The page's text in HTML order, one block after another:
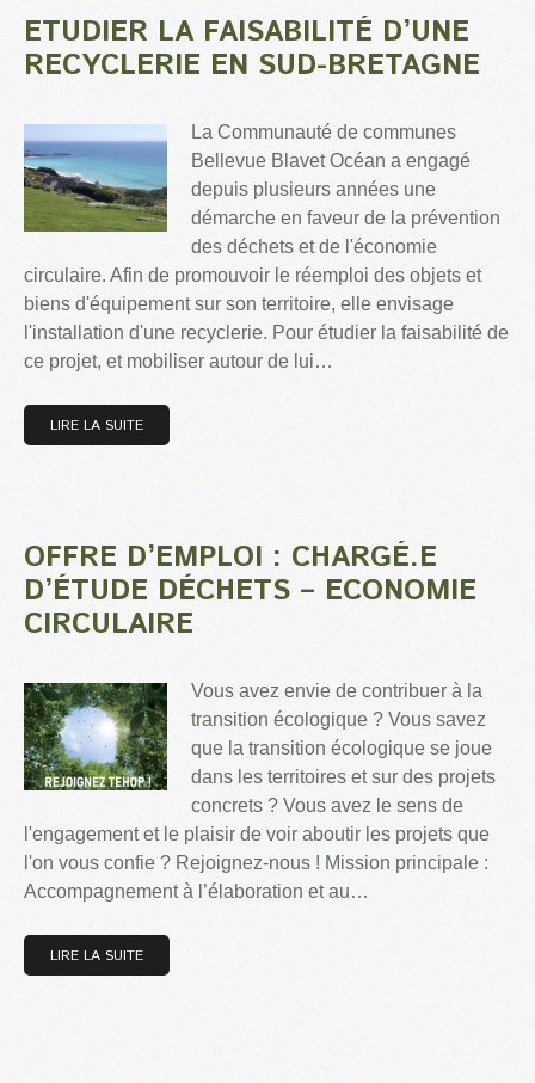
ETUDIER LA FAISABILITÉ D’UNE
RECYCLERIE EN SUD-BRETAGNE
La Communauté de communes
Bellevue Blavet Océan a engagé
depuis plusieurs années une
démarche en faveur de la prévention
des déchets et de l'économie
circulaire. Afin de promouvoir le réemploi des objets et
biens d'équipement sur son territoire, elle envisage
l'installation d'une recyclerie. Pour étudier la faisabilité de
ce projet, et mobiliser autour de lui…
LIRE LA SUITE
OFFRE D’EMPLOI : CHARGÉ.E
D’ÉTUDE DÉCHETS – ECONOMIE
CIRCULAIRE
Vous avez envie de contribuer à la
transition écologique ? Vous savez
que la transition écologique se joue
dans les territoires et sur des projets
concrets ? Vous avez le sens de
l'engagement et le plaisir de voir aboutir les projets que
l'on vous confie ? Rejoignez-nous ! Mission principale :
Accompagnement à l’élaboration et au…
LIRE LA SUITE